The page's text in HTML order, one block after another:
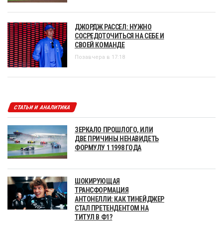
ДЖОРДЖ РАССЕЛ: НУЖНО
СОСРЕДОТОЧИТЬСЯ НА СЕБЕ И
СВОЕЙ КОМАНДЕ
Позавчера в 17:18
СТАТЬИ И АНАЛИТИКА
ЗЕРКАЛО ПРОШЛОГО, ИЛИ
ДВЕ ПРИЧИНЫ НЕНАВИДЕТЬ
ФОРМУЛУ 1 1998 ГОДА
ШОКИРУЮЩАЯ
ТРАНСФОРМАЦИЯ
АНТОНЕЛЛИ: КАК ТИНЕЙДЖЕР
СТАЛ ПРЕТЕНДЕНТОМ НА
ТИТУЛ В Ф1?